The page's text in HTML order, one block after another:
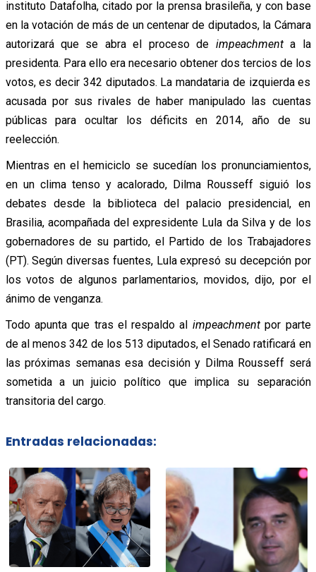
instituto Datafolha, citado por la prensa brasileña, y con base
en la votación de más de un centenar de diputados, la Cámara
autorizará que se abra el proceso de impeachmenta la
presidenta. Para ello era necesario obtener dos tercios de los
votos, es decir 342 diputados. La mandataria de izquierda es
acusada por sus rivales de haber manipulado las cuentas
públicas para ocultar los déficits en 2014, año de su
reelección.
Mientras en el hemiciclo se sucedían los pronunciamientos,
en un clima tenso y acalorado, Dilma Rousseff siguió los
debates desde la biblioteca del palacio presidencial, en
Brasilia, acompañada del expresidente Lula da Silva y de los
gobernadores de su partido, el Partido de los Trabajadores
(PT). Según diversas fuentes, Lula expresó su decepción por
los votos de algunos parlamentarios, movidos, dijo, por el
ánimo de venganza.
Todo apunta que tras el respaldo al impeachmentpor parte
de al menos 342 de los 513 diputados, el Senado ratificará en
las próximas semanas esa decisión y Dilma Rousseff será
sometida a un juicio político que implica su separación
transitoria del cargo.
Entradas relacionadas: